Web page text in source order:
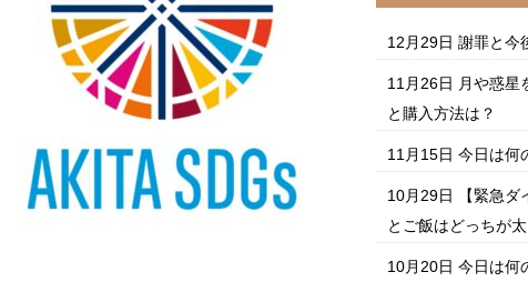
12月29日 謝罪と今
11月26日 月や惑星
と購入方法は？
11月15日 今日は何
10月29日
【緊急
とご飯はどっちが
10月20日 今日は何